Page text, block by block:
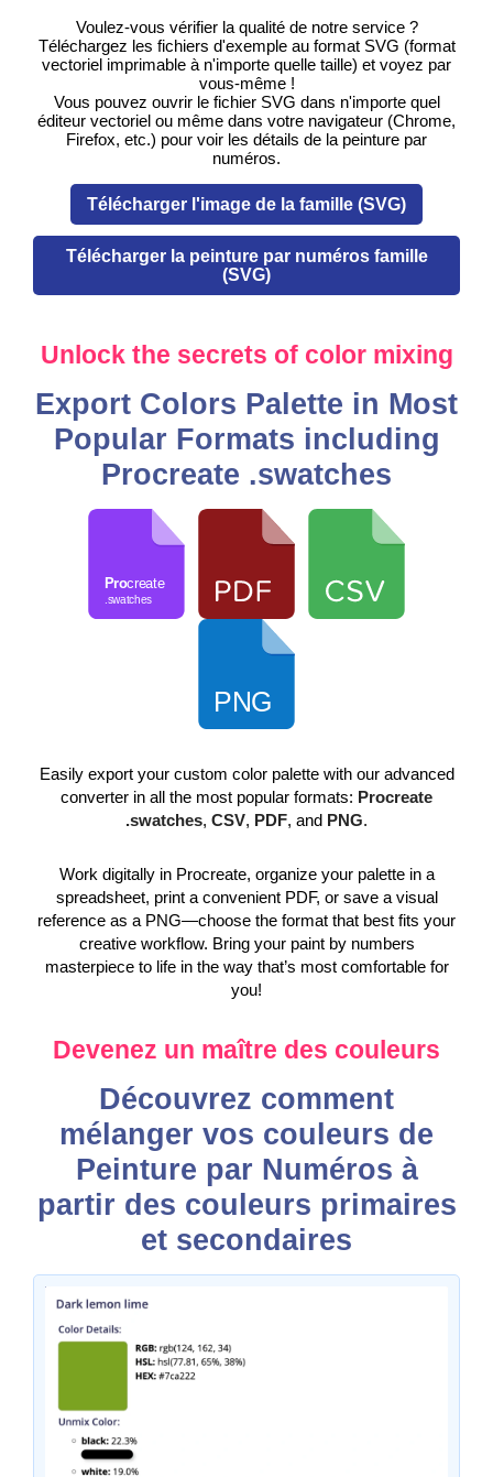
Voulez-vous vérifier la qualité de notre service ?
Téléchargez les fichiers d'exemple au format SVG (format
vectoriel imprimable à n'importe quelle taille) et voyez par
vous-même !
Vous pouvez ouvrir le fichier SVG dans n'importe quel
éditeur vectoriel ou même dans votre navigateur (Chrome,
Firefox, etc.) pour voir les détails de la peinture par
numéros.
Télécharger l'image de la famille (SVG)
Télécharger la peinture par numéros famille
(SVG)
Unlock the secrets of color mixing
Export Colors Palette in Most
Popular Formats including
Procreate .swatches
Easily export your custom color palette with our advanced
converter in all the most popular formats: Procreate
.swatches, CSV, PDF, and PNG.
Work digitally in Procreate, organize your palette in a
spreadsheet, print a convenient PDF, or save a visual
reference as a PNG—choose the format that best fits your
creative workflow. Bring your paint by numbers
masterpiece to life in the way that’s most comfortable for
you!
Devenez un maître des couleurs
Découvrez comment
mélanger vos couleurs de
Peinture par Numéros à
partir des couleurs primaires
et secondaires